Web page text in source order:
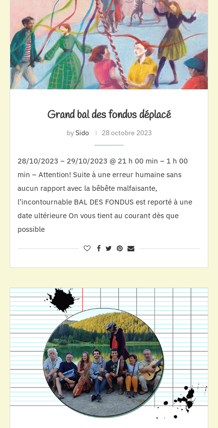
Grand bal des fondus déplacé
bySido 28 octobre 2023
28/10/2023 – 29/10/2023 @ 21 h 00 min – 1 h 00
min – Attention! Suite à une erreur humaine sans
aucun rapport avec la bêbête malfaisante,
l’incontournable BAL DES FONDUS est reporté à une
date ultérieure On vous tient au courant dès que
possible